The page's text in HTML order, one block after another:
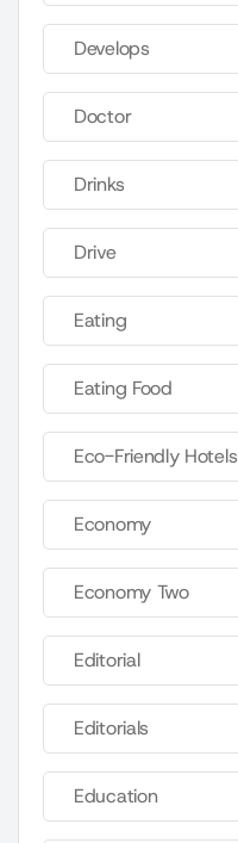
Develops
Doctor
Drinks
Drive
Eating
Eating Food
Eco-Friendly Hotels
Economy
Economy Two
Editorial
Editorials
Education